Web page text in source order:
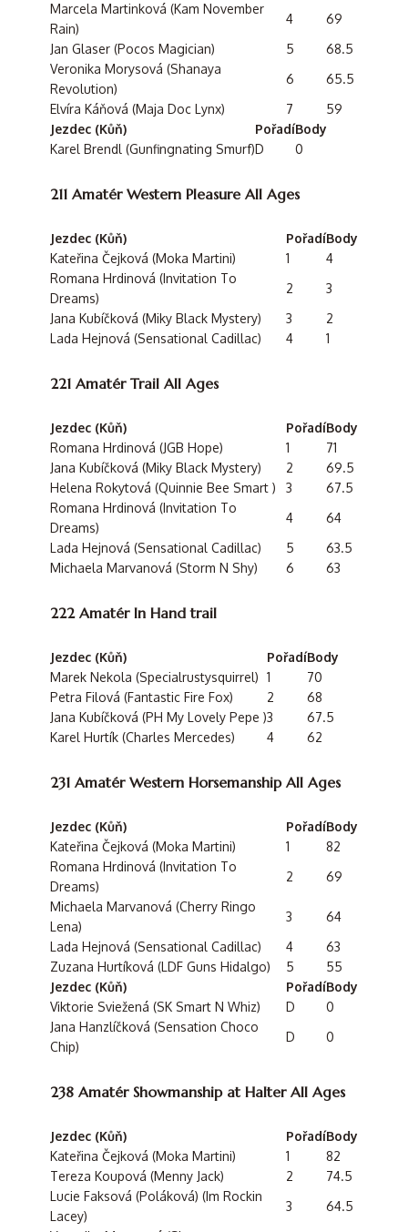
Marcela Martinková (Kam November
Rain)
4
69
Jan Glaser (Pocos Magician)
5
68.5
Veronika Morysová (Shanaya
Revolution)
6
65.5
Elvíra Káňová (Maja Doc Lynx)
7
59
Jezdec (Kůň)
PořadíBody
Karel Brendl (Gunfingnating Smurf)D 0
211 Amatér Western Pleasure All Ages
Jezdec (Kůň) PořadíBody
Kateřina Čejková (Moka Martini)
1
4
Romana Hrdinová (Invitation To
Dreams)
2
3
Jana Kubíčková (Miky Black Mystery)
3
2
Lada Hejnová (Sensational Cadillac)
4 1
221 Amatér Trail All Ages
Jezdec (Kůň) PořadíBody
Romana Hrdinová (JGB Hope)
1
71
Jana Kubíčková (Miky Black Mystery)
2
69.5
Helena Rokytová (Quinnie Bee Smart )
3
67.5
Romana Hrdinová (Invitation To
Dreams)
4
64
Lada Hejnová (Sensational Cadillac)
5
63.5
Michaela Marvanová (Storm N Shy)
6 63
222 Amatér In Hand trail
Jezdec (Kůň) PořadíBody
Marek Nekola (Specialrustysquirrel) 1
70
Petra Filová (Fantastic Fire Fox)
2
68
Jana Kubíčková (PH My Lovely Pepe )3
67.5
Karel Hurtík (Charles Mercedes)
4 62
231 Amatér Western Horsemanship All Ages
Jezdec (Kůň) PořadíBody
Kateřina Čejková (Moka Martini)
1
82
Romana Hrdinová (Invitation To
Dreams)
2
69
Michaela Marvanová (Cherry Ringo
Lena)
3
64
Lada Hejnová (Sensational Cadillac)
4
63
Zuzana Hurtíková (LDF Guns Hidalgo)
5
55
Jezdec (Kůň)
PořadíBody
Viktorie Sviežená (SK Smart N Whiz)
D
0
Jana Hanzlíčková (Sensation Choco
Chip)
D 0
238 Amatér Showmanship at Halter All Ages
Jezdec (Kůň) PořadíBody
Kateřina Čejková (Moka Martini)
1
82
Tereza Koupová (Menny Jack)
2
74.5
Lucie Faksová (Poláková) (Im Rockin
Lacey)
3
64.5